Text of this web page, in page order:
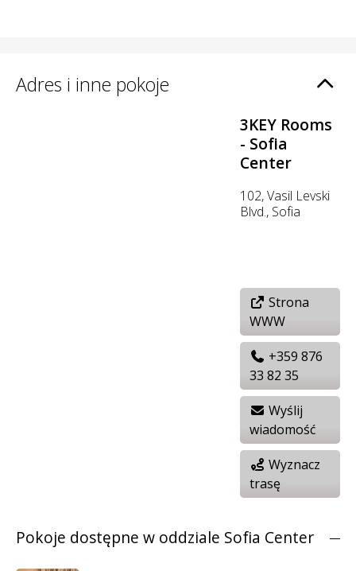
Adres i inne pokoje
3KEY Rooms
- Sofia
Center
102, Vasil Levski
Blvd., Sofia
Strona
WWW
+359 876
33 82 35
Wyślij
wiadomość
Wyznacz
trasę
Pokoje dostępne w oddziale Sofia Center